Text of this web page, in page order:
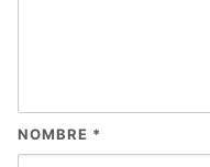
NOMBRE *